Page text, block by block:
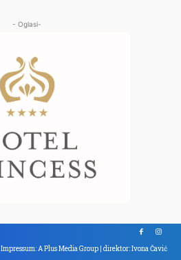
- Oglasi-
Impressum: A Plus Media Group | direktor: Ivona Čavić